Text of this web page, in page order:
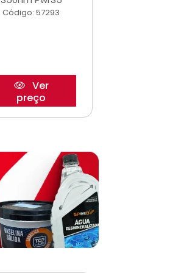
Código: 57293
Ver
preço